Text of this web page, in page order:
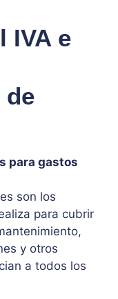
IVA e
de
para gastos
son los
para cubrir
y otros
a todos los